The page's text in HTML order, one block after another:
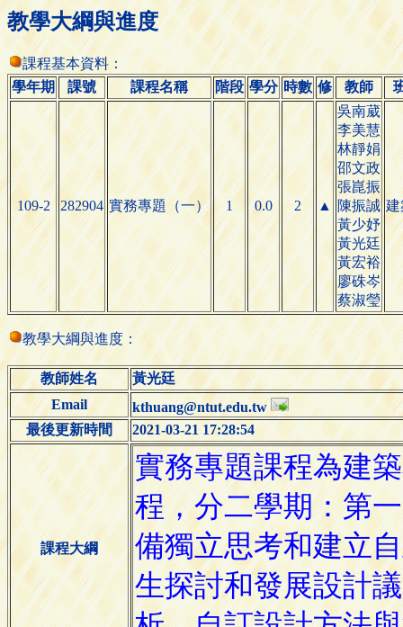
教學大綱與進度
課程基本資料：
學年期
課號 課程名稱 階段 學分 時數 修 教師
109-2 282904 實務專題（一） 1 0.0 2 ▲
吳南葳
李美慧
林靜娟
邵文政
張崑振
陳振誠
黃少妤
黃光廷
黃宏裕
廖硃岑
蔡淑瑩
建
教學大綱與進度：
教師姓名
黃光廷
Email
kthuang@ntut.edu.tw
最後更新時間
2021-03-21 17:28:54
課程大綱